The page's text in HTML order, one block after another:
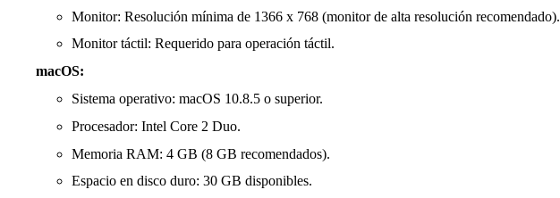
Monitor: Resolución mínima de 1366 x 768 (monitor de alta resolución recomendado).
Monitor táctil: Requerido para operación táctil.
macOS:
Sistema operativo: macOS 10.8.5 o superior.
Procesador: Intel Core 2 Duo.
Memoria RAM: 4 GB (8 GB recomendados).
Espacio en disco duro: 30 GB disponibles.